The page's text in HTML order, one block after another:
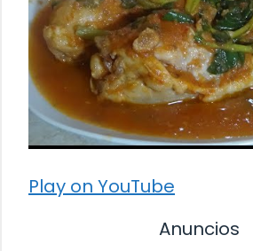
Play on YouTube
Anuncios